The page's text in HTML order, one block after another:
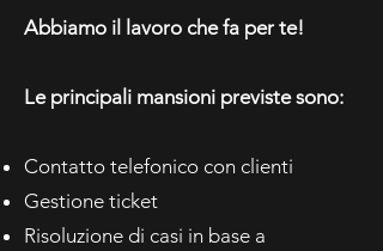
Abbiamo il lavoro che fa per te!
Le principali mansioni previste sono:
Contatto telefonico con clienti
Gestione ticket
Risoluzione di casi in base a